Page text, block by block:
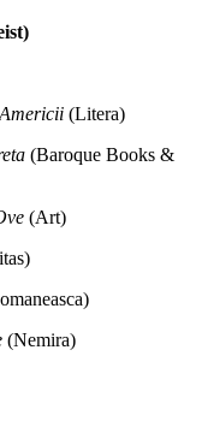
(Litera)
(Baroque Books &
(Art)
(Nemira)